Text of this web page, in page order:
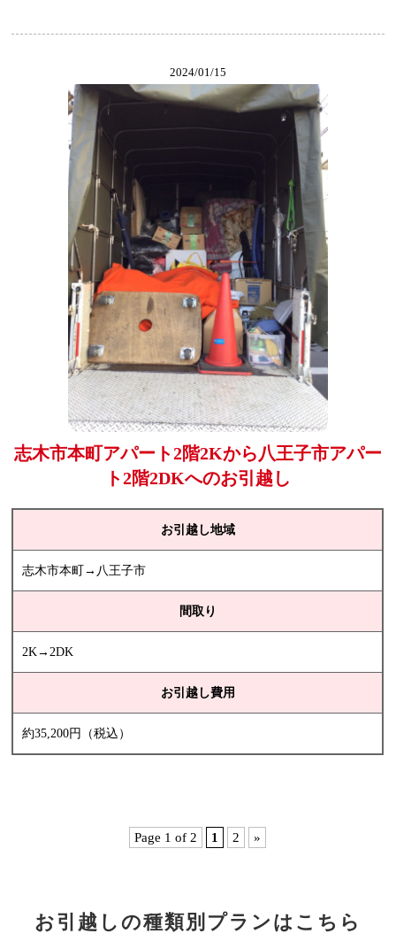
2024/01/15
志木市本町アパート2階2Kから八王子市アパー
ト2階2DKへのお引越し
お引越し地域
志木市本町→八王子市
間取り
2K→2DK
お引越し費用
約35,200円（税込）
Page 1 of 2 1 2 »
お引越しの種類別プランはこちら